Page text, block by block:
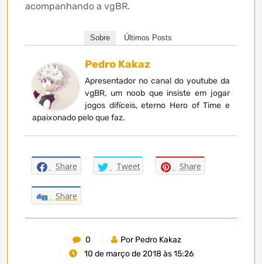
acompanhando a vgBR.
Sobre Últimos Posts
Pedro Kakaz
Apresentador no canal do youtube da
vgBR, um noob que insiste em jogar
jogos difíceis, eterno Hero of Time e
apaixonado pelo que faz.
Share Tweet Share
Share
0
Por Pedro Kakaz
10 de março de 2018 às 15:26